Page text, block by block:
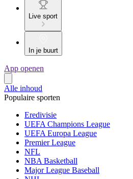
Live sport
In je buurt
App openen
Alle inhoud
Populaire sporten
Eredivisie
UEFA Champions League
UEFA Europa League
Premier League
NFL
NBA Basketball
Major League Baseball